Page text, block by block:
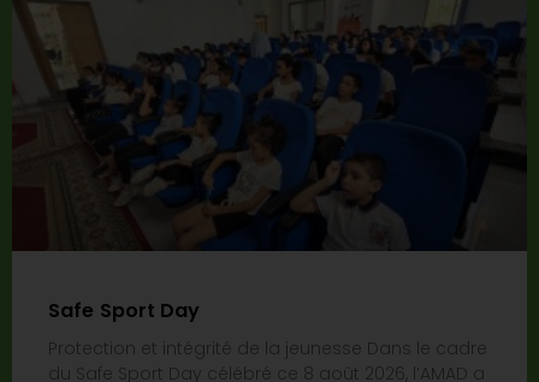
Safe Sport Day
Protection et intégrité de la jeunesse Dans le cadre
du Safe Sport Day célébré ce 8 août 2026, l’AMAD a